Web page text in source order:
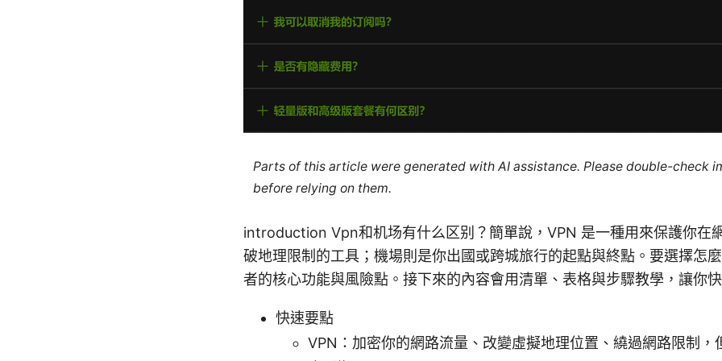
Parts of this article were generated with AI assistance. Please double-check
before relying on them.
introduction Vpn和机场有什么区别？簡單說，VPN 是一種用來保護你在
破地理限制的工具；機場則是你出國或跨城旅行的起點與終點。要選擇怎
者的核心功能與風險點。接下來的內容會用清單、表格與步驟教學，讓你
快速要點
VPN：加密你的網路流量、改變虛擬地理位置、繞過網路限制，